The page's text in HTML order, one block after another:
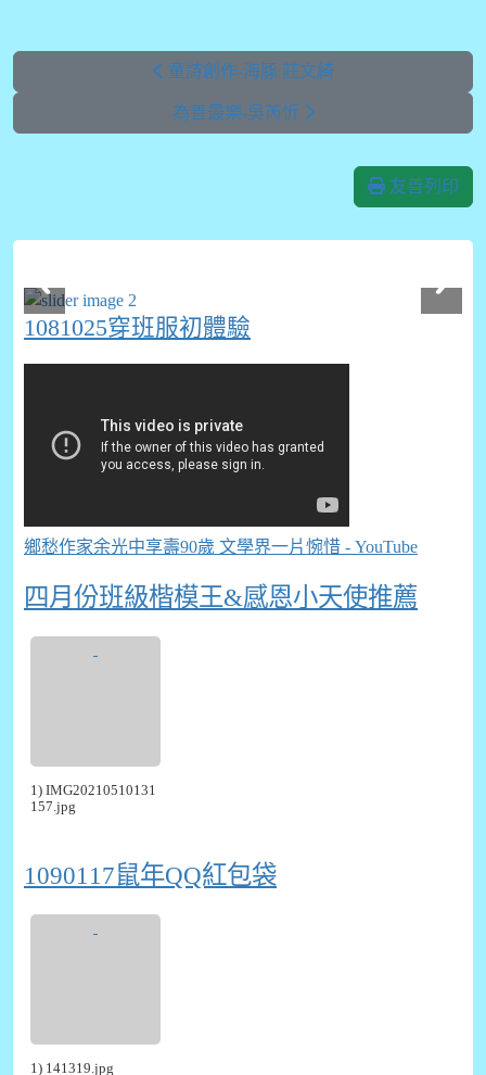
童詩創作-海豚 莊文綺
為善最樂-吳芮忻
友善列印
1081025穿班服初體驗
鄉愁作家余光中享壽90歲 文學界一片惋惜 - YouTube
四月份班級楷模王&感恩小天使推薦
1) IMG20210510131
157.jpg
1090117鼠年QQ紅包袋
1) 141319.jpg